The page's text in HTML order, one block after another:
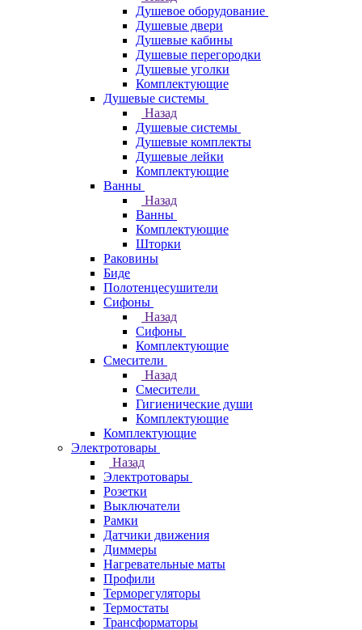
Душевое оборудование
Душевые двери
Душевые кабины
Душевые перегородки
Душевые уголки
Комплектующие
Душевые системы
Назад
Душевые системы
Душевые комплекты
Душевые лейки
Комплектующие
Ванны
Назад
Ванны
Комплектующие
Шторки
Раковины
Биде
Полотенцесушители
Сифоны
Назад
Сифоны
Комплектующие
Смесители
Назад
Смесители
Гигиенические души
Комплектующие
Комплектующие
Электротовары
Назад
Электротовары
Розетки
Выключатели
Рамки
Датчики движения
Диммеры
Нагревательные маты
Профили
Терморегуляторы
Термостаты
Трансформаторы